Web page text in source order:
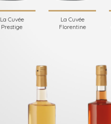
La Cuvée
Prestige
La Cuvée
Florentine